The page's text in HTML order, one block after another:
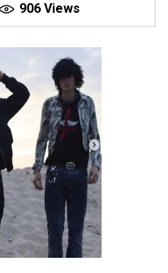
906 Views